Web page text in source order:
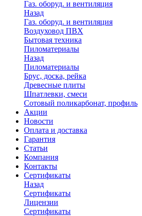
Газ. оборуд. и вентиляция
Назад
Газ. оборуд. и вентиляция
Воздуховод ПВХ
Бытовая техника
Пиломатериалы
Назад
Пиломатериалы
Брус, доска, рейка
Древесные плиты
Шпатлевки, смеси
Сотовый поликарбонат, профиль
Акции
Новости
Оплата и доставка
Гарантия
Статьи
Компания
Контакты
Сертификаты
Назад
Сертификаты
Лицензии
Сертификаты